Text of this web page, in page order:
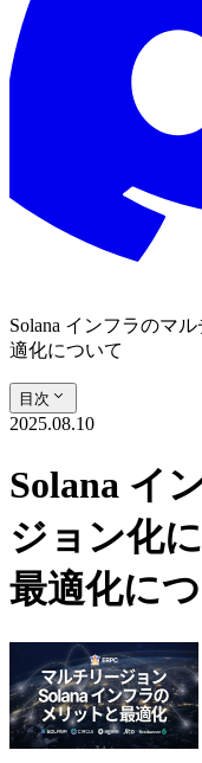
Solana インフラのマ
適化について
目次
2025.08.10
Solana イ
ジョン化
最適化に